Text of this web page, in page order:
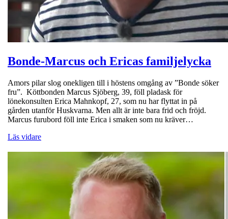
Bonde-Marcus och Ericas familjelycka
Amors pilar slog onekligen till i höstens omgång av ”Bonde söker
fru”. Köttbonden Marcus Sjöberg, 39, föll pladask för
lönekonsulten Erica Mahnkopf, 27, som nu har flyttat in på
gården utanför Huskvarna. Men allt är inte bara frid och fröjd.
Marcus furubord föll inte Erica i smaken som nu kräver…
Läs vidare